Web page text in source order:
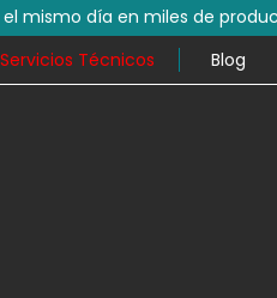
mismo día en miles de
Servicios Técnicos Blog